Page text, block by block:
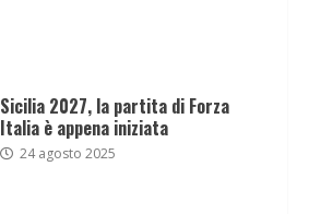
Sicilia 2027, la partita di Forza
Italia è appena iniziata
24 agosto 2025